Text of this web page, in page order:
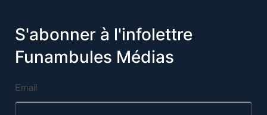
S'abonner à l'infolettre
Funambules Médias
Email